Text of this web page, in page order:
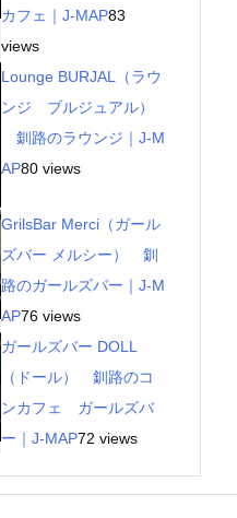
カフェ｜J-MAP83
views
Lounge BURJAL（ラウ
ンジ ブルジュアル）
釧路のラウンジ｜J-M
AP80 views
GrilsBar Merci（ガール
ズバー メルシー） 釧
路のガールズバー｜J-M
AP76 views
ガールズバー DOLL
（ドール） 釧路のコ
ンカフェ ガールズバ
ー｜J-MAP72 views